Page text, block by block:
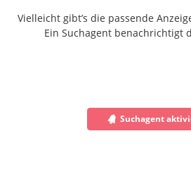
Vielleicht gibt’s die passende
Ein Suchagent benachrichtigt
Suchagent